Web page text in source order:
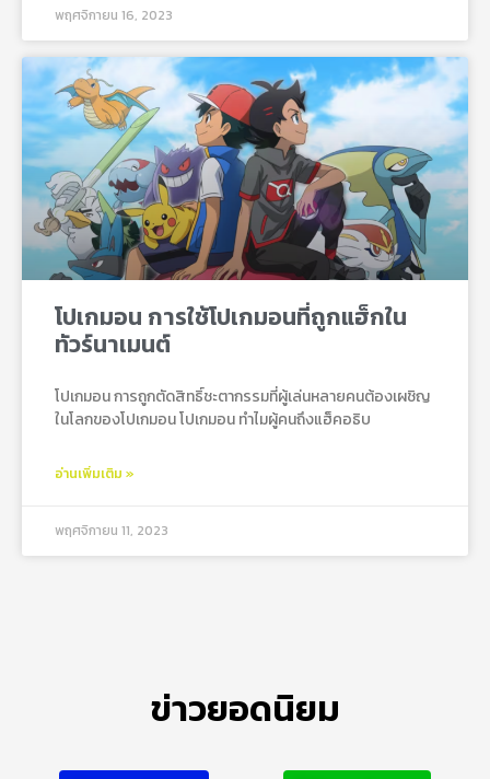
พฤศจิกายน 16, 2023
โปเกมอน การใช้โปเกมอนที่ถูกแฮ็กใน
ทัวร์นาเมนต์
โปเกมอน การถูกตัดสิทธิ์ชะตากรรมที่ผู้เล่นหลายคนต้องเผชิญ
ในโลกของโปเกมอน โปเกมอน ทำไมผู้คนถึงแฮ็คอธิบ
อ่านเพิ่มเติม »
พฤศจิกายน 11, 2023
ข่าวยอดนิยม